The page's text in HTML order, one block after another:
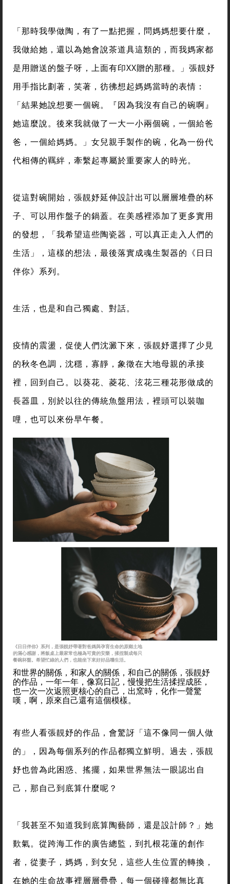
「那時我學做陶，有了一點把握，問媽媽想要什麼，
我做給她，還以為她會說茶道具這類的，而我媽家都
是用贈送的盤子呀，上面有印XX贈的那種。」張靚妤
用手指比劃著，笑著，彷彿想起媽媽當時的表情：
「結果她說想要一個碗。『因為我沒有自己的碗啊』
她這麼說。後來我就做了一大一小兩個碗，一個給爸
爸，一個給媽媽。」女兒親手製作的碗，化為一份代
代相傳的羈絆，牽繫起專屬於重要家人的時光。
從這對碗開始，張靚妤延伸設計出可以層層堆疊的杯
子、可以用作盤子的鍋蓋。在美感裡添加了更多實用
的發想，「我希望這些陶瓷器，可以真正走入人們的
生活」，這樣的想法，最後落實成魂生製器的《日日
伴你》系列。
生活，也是和自己獨處、對話。
疫情的震盪，促使人們沈澱下來，張靚妤選擇了少見
的秋冬色調，沈穩，寡靜，象徵在大地母親的承接
裡，回到自己。以葵花、菱花、泫花三種花形做成的
長器皿，別於以往的傳統魚盤用法，裡頭可以裝咖
哩，也可以來份早午餐。
《日日伴你》系列，是張靚妤帶著對爸媽與孕育生命的原鄉土地
的滿心感謝，將飯桌上最家常也極為可貴的安樂，揉捏製成每只
餐碗杯盤。希望忙綠的人們，也能坐下來好好品嚐生活。
和世界的關係，和家人的關係，和自己的關係，張靚妤
的作品，一年一年，像寫日記，慢慢把生活揉捏成胚，
也一次一次返照更核心的自己，出窯時，化作一聲驚
嘆，啊，原來自己還有這個模樣。
有些人看張靚妤的作品，會驚訝「這不像同一個人做
的」，因為每個系列的作品都獨立鮮明。過去，張靚
妤也曾為此困惑、搖擺，如果世界無法一眼認出自
己，那自己到底算什麼呢？
「我甚至不知道我到底算陶藝師，還是設計師？」她
歎氣。從跨海工作的廣告總監，到扎根花蓮的創作
者，從妻子，媽媽，到女兒，這些人生位置的轉換，
在她的生命故事裡層層疊疊，每一個碰撞都無比真